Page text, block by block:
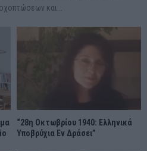
και...
“28η Οκτωβρίου 1940: Ελληνικά
Υποβρύχια Εν Δράσει”